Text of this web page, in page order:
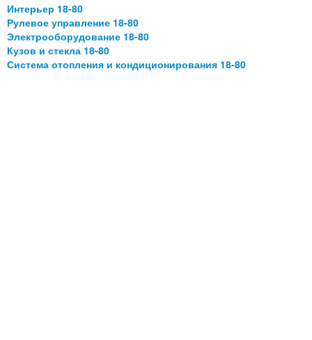
Интерьер 18-80
Рулевое управление 18-80
Электрооборудование 18-80
Кузов и стекла 18-80
Система отопления и кондиционирования 18-80